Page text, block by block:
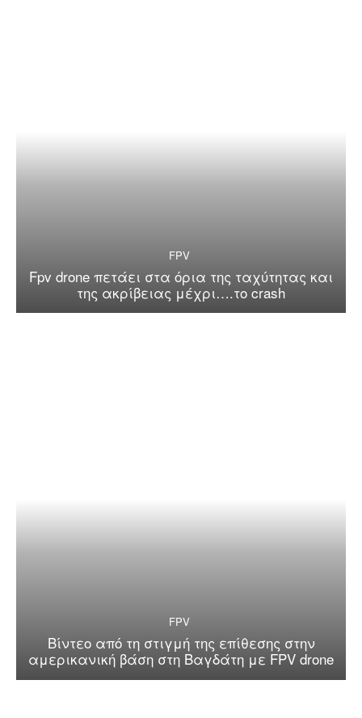
FPV
Fpv drone πετάει στα όρια της ταχύτητας και
της ακρίβειας μέχρι….το crash
FPV
Βίντεο από τη στιγμή της επίθεσης στην
αμερικανική βάση στη Βαγδάτη με FPV drone